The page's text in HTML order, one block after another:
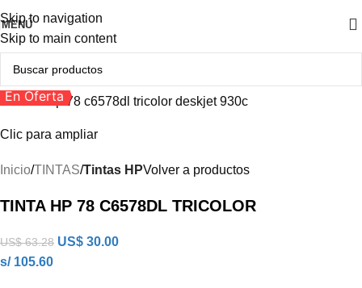
Skip to navigation
Skip to main content
MENÚ
En Oferta
Clic para ampliar
Inicio TINTAS Tintas HPVolver a productos
TINTA HP 78 C6578DL TRICOLOR
US$63.28 US$ 30.00
s/ 105.60